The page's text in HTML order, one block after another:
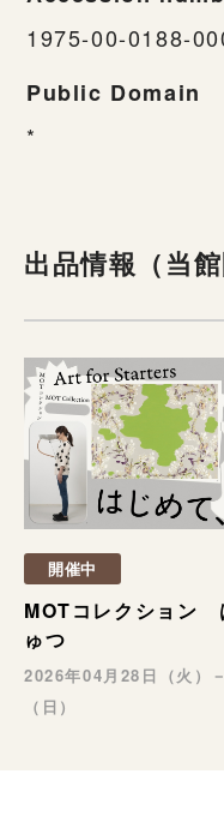
1975-00-0188-
Public Domain
*
出品情報（当館
開催中
MOTコレクション
ゅつ
2026年04月28日（火）
（日）